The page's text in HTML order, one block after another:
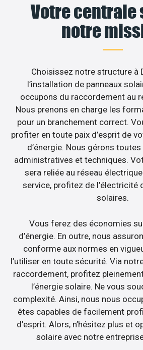
Votre centrale
notre
Choisissez notre structure à
l’installation de panneaux
occupons du raccordement au
Nous prenons en charge les
pour un branchement correct.
profiter en toute paix d’esprit de
d’énergie. Nous gérons
administratives et techniques.
sera reliée au réseau
service, profitez de l’électricité
solaires.
Vous ferez des économies
d’énergie. En outre, nous
conforme aux normes en
l’utiliser en toute sécurité. Via
raccordement, profitez
l’énergie solaire. Ne vous
complexité. Ainsi, nous nous
êtes capables de facilement
d’esprit. Alors, n’hésitez plus et
solaire avec notre